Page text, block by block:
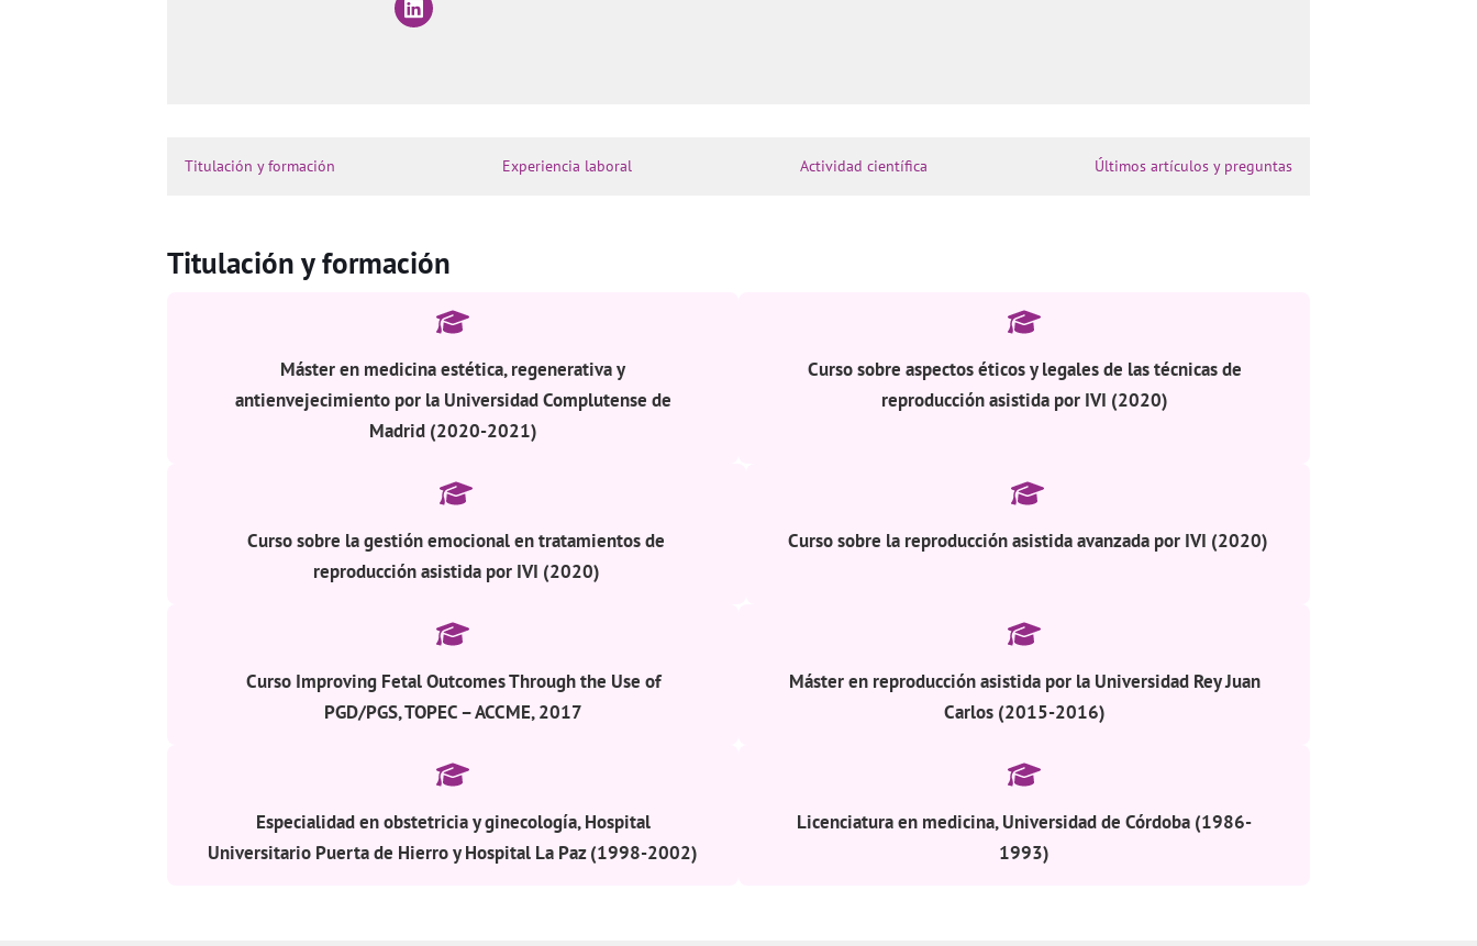
Titulación y formación Experiencia laboral Actividad científica Últimos artículos y preguntas
Titulación y formación
Máster en medicina estética, regenerativa y
antienvejecimiento por la Universidad Complutense de
Madrid (2020-2021)
Curso sobre aspectos éticos y legales de las técnicas de
reproducción asistida por IVI (2020)
Curso sobre la gestión emocional en tratamientos de
reproducción asistida por IVI (2020)
Curso sobre la reproducción asistida avanzada por IVI (2020)
Curso Improving Fetal Outcomes Through the Use of
PGD/PGS, TOPEC – ACCME, 2017
Máster en reproducción asistida por la Universidad Rey Juan
Carlos (2015-2016)
Especialidad en obstetricia y ginecología, Hospital
Universitario Puerta de Hierro y Hospital La Paz (1998-2002)
Licenciatura en medicina, Universidad de Córdoba (1986-
1993)